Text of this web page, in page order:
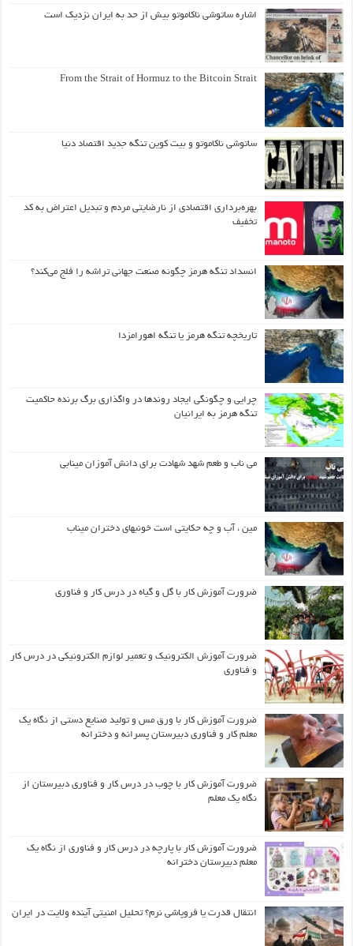
اشاره ساتوشی ناکاموتو بیش از حد به ایران نزدیک است
From the Strait of Hormuz to the Bitcoin Strait
ساتوشی ناکاموتو و بیت کوین تنگه جدید اقتصاد دنیا
بهره‌برداری اقتصادی از نارضایتی مردم و تبدیل اعتراض به کد
تخفیف
انسداد تنگه هرمز چگونه صنعت جهانی تراشه را فلج می‌کند؟
تاریخچه تنگه هرمز یا تنگه اهورامزدا
چرایی و چگونگی ایجاد روندها در واگذاری برگ برنده حاکمیت
تنگه هرمز به ایرانیان
می ناب و طعم شهد شهادت برای دانش آموزان مینابی
مین ، آب و چه حکایتی است خونبهای دختران میناب
ضرورت آموزش کار با گل و گیاه در درس کار و فناوری
ضرورت آموزش الکترونیک و تعمیر لوازم الکترونیکی در درس کار
و فناوری
ضرورت آموزش کار با ورق مس و تولید صنایع دستی از نگاه یک
معلم کار و فناوری دبیرستان پسرانه و دخترانه
ضرورت آموزش کار با چوب در درس کار و فناوری دبیرستان از
نگاه یک معلم
ضرورت آموزش کار با پارچه در درس کار و فناوری از نگاه یک
معلم دبیرستان دخترانه
انتقال قدرت یا فروپاشی نرم؟ تحلیل امنیتی آینده ولایت در ایران